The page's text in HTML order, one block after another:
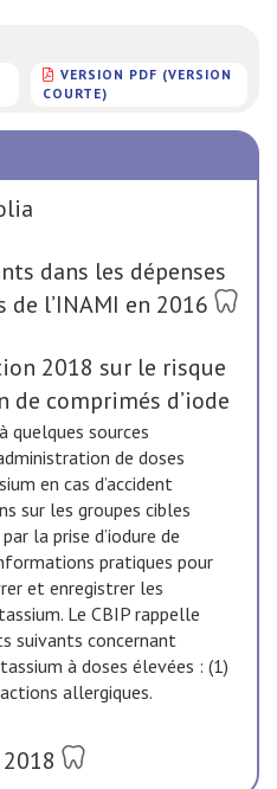
VERSION PDF (VERSION
COURTE)
dans les dépenses
l’INAMI en 2016
2018 sur le risque
comprimés d’iode
quelques sources
de doses
en cas d’accident
sur les groupes cibles
la prise d’iodure de
pratiques pour
et enregistrer les
Le CBIP rappelle
suivants concernant
à doses élevées : (1)
allergiques.